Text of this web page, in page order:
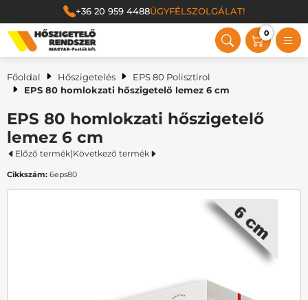
+36 20 959 4488ÜGYFÉLSZOLGÁLAT!
Magyar Festék Kft.
0
Főoldal Hőszigetelés
EPS 80 Polisztirol
EPS 80 homlokzati hőszigetelő lemez 6 cm
EPS 80 homlokzati hőszigetelő
lemez 6 cm
Előző termék|Következő termék
Cikkszám:6eps80